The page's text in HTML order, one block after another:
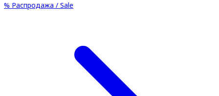
% Распродажа / Sale